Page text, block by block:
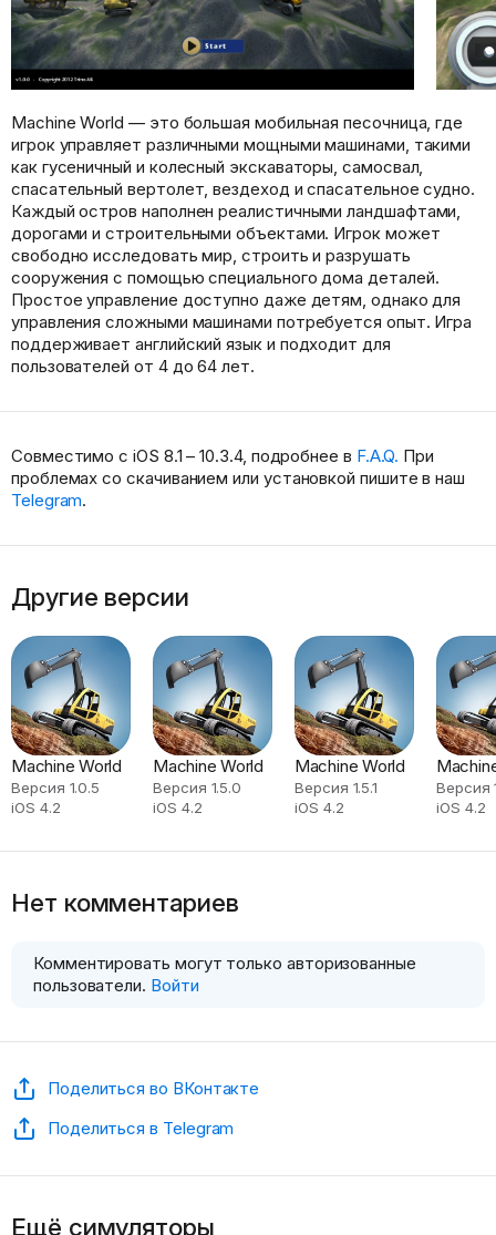
Machine World — это большая мобильная песочница, где
игрок управляет различными мощными машинами, такими
как гусеничный и колесный экскаваторы, самосвал,
спасательный вертолет, вездеход и спасательное судно.
Каждый остров наполнен реалистичными ландшафтами,
дорогами и строительными объектами. Игрок может
свободно исследовать мир, строить и разрушать
сооружения с помощью специального дома деталей.
Простое управление доступно даже детям, однако для
управления сложными машинами потребуется опыт. Игра
поддерживает английский язык и подходит для
пользователей от 4 до 64 лет.
Совместимо с iOS 8.1 – 10.3.4, подробнее в F.A.Q. При
проблемах со скачиванием или установкой пишите в наш
Telegram.
Другие версии
Machine World
Версия 1.0.5
iOS 4.2
Machine World
Версия 1.5.0
iOS 4.2
Machine World
Версия 1.5.1
iOS 4.2
Версия
iOS 4.2
Нет комментариев
Комментировать могут только авторизованные
пользователи. Войти
Поделиться во ВКонтакте
Поделиться в Telegram
Ещё симуляторы